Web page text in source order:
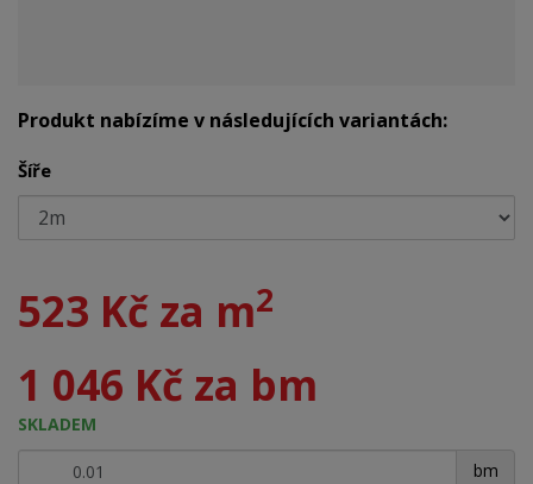
Produkt nabízíme v následujících variantách:
Šíře
523 Kč za m2
1 046 Kč za bm
SKLADEM
bm
+ -